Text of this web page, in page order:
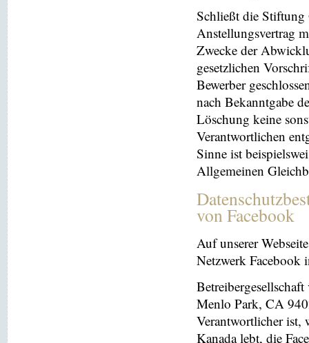
Schließt die Stiftung
Anstellungsvertrag
Zwecke der
gesetzlichen
Bewerber
nach Bekanntgabe
Löschung keine
Verantwortlichen
Sinne ist
Allgemeinen
von Facebook
Auf unserer
Netzwerk Facebook
Menlo Park, CA
Verantwortlicher ist,
Kanada lebt, die